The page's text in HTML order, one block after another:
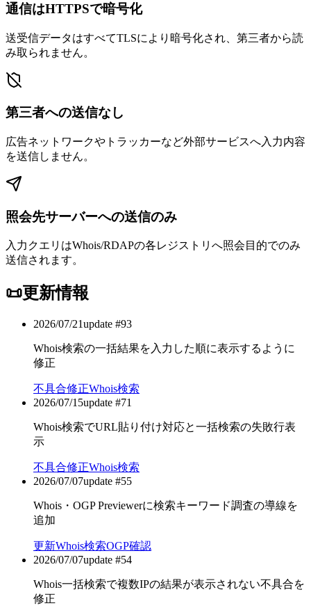
通信はHTTPSで暗号化
送受信データはすべてTLSにより暗号化され、第三者から読
み取られません。
第三者への送信なし
広告ネットワークやトラッカーなど外部サービスへ入力内容
を送信しません。
照会先サーバーへの送信のみ
入力クエリはWhois/RDAPの各レジストリへ照会目的でのみ
送信されます。
📜更新情報
2026/07/21update #93
Whois検索の一括結果を入力した順に表示するように
修正
不具合修正Whois検索
2026/07/15update #71
Whois検索でURL貼り付け対応と一括検索の失敗行表
示
不具合修正Whois検索
2026/07/07update #55
Whois・OGP Previewerに検索キーワード調査の導線を
追加
更新Whois検索OGP確認
2026/07/07update #54
Whois一括検索で複数IPの結果が表示されない不具合を
修正